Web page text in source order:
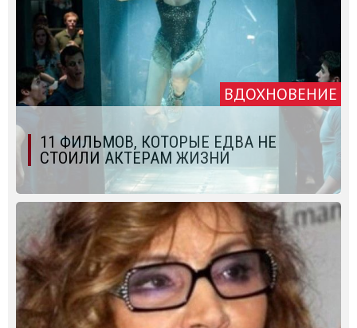
ВДОХНОВЕНИЕ
11 ФИЛЬМОВ, КОТОРЫЕ ЕДВА НЕ
СТОИЛИ АКТЕРАМ ЖИЗНИ